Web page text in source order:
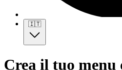
🇮🇹
Crea il tuo menu